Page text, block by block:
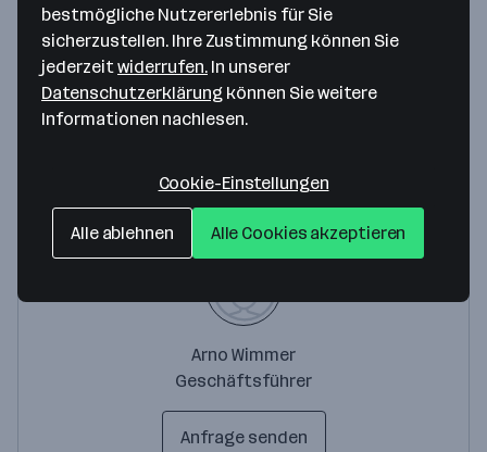
Amraser Straße 85
6020 Innsbruck— Route berechnen
Website
Ansprechperson
Arno Wimmer
Geschäftsführer
Anfrage senden
bestmögliche Nutzererlebnis für Sie
sicherzustellen. Ihre Zustimmung können Sie
jederzeitwiderrufen. In unserer
Datenschutzerklärung können Sie weitere
Informationen nachlesen.
Cookie-Einstellungen
Alle ablehnen Alle Cookies akzeptieren